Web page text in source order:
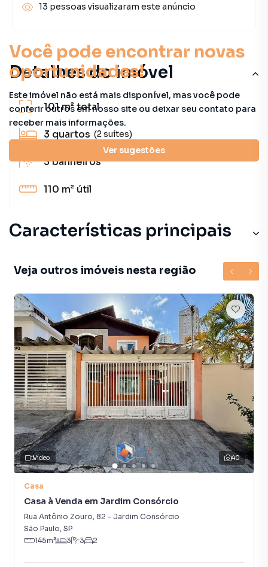
Você pode encontrar novas
oportunidades!
Este imóvel não está mais disponível, mas você pode
conferir outros em nosso site ou deixar seu contato para
receber mais informações.
Ver sugestões
Detalhes do imóvel
101 m²total
3 quartos (2 suítes)
3banheiros
110 m² útil
Características principais
Veja outros imóveis nesta região
40
Vídeo
Casa
Casa à Venda em Jardim Consórcio
Rua Antônio Zouro, 82 - Jardim Consórcio
São Paulo, SP
145m² 3 3 2
13 pessoas visualizaram este anúncio